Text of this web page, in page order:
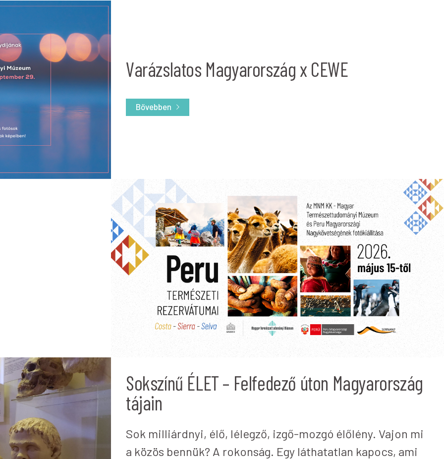
Varázslatos Magyarország x CEWE
Bővebben
Sokszínű ÉLET – Felfedező úton Magyarország
tájain
Sok milliárdnyi, élő, lélegző, izgő-mozgó élőlény. Vajon mi
a közös bennük? A rokonság. Egy láthatatlan kapocs, ami